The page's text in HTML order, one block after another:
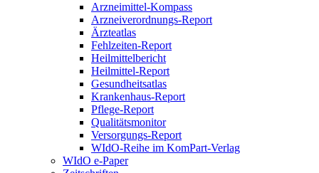
Arzneimittel-Kompass
Arzneiverordnungs-Report
Ärzteatlas
Fehlzeiten-Report
Heilmittelbericht
Heilmittel-Report
Gesundheitsatlas
Krankenhaus-Report
Pflege-Report
Qualitätsmonitor
Versorgungs-Report
WIdO-Reihe im KomPart-Verlag
WIdO e-Paper